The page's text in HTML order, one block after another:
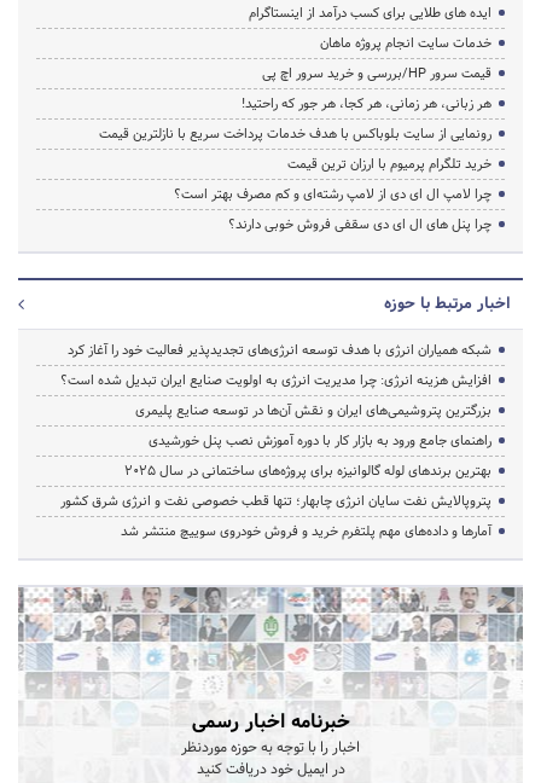
ایده های طلایی برای کسب درآمد از اینستاگرام
خدمات سایت انجام پروژه ماهان
قیمت سرور HP/بررسی و خرید سرور اچ پی
هر زبانی، هر زمانی، هر کجا، هر جور که راحتید!
رونمایی از سایت بلوباکس با هدف خدمات پرداخت سریع با نازلترین قیمت
خرید تلگرام پرمیوم با ارزان ترین قیمت
چرا لامپ ال ای دی از لامپ رشته‌ای و کم مصرف بهتر است؟
چرا پنل های ال ای دی سقفی فروش خوبی دارند؟
اخبار مرتبط با حوزه
شبکه همیاران انرژی با هدف توسعه انرژی‌های تجدیدپذیر فعالیت خود را آغاز کرد
افزایش هزینه انرژی: چرا مدیریت انرژی به اولویت صنایع ایران تبدیل شده است؟
بزرگترین پتروشیمی‌های ایران و نقش آن‌ها در توسعه صنایع پلیمری
راهنمای جامع ورود به بازار کار با دوره آموزش نصب پنل خورشیدی
بهترین برندهای لوله گالوانیزه برای پروژه‌های ساختمانی در سال ۲۰۲۵
پتروپالایش نفت سایان انرژی چابهار؛ تنها قطب خصوصی نفت و انرژی شرق کشور
آمارها و داده‌های مهم پلتفرم خرید و فروش خودروی سوییچ منتشر شد
خبرنامه اخبار رسمی
اخبار را با توجه به حوزه موردنظر
در ایمیل خود دریافت کنید